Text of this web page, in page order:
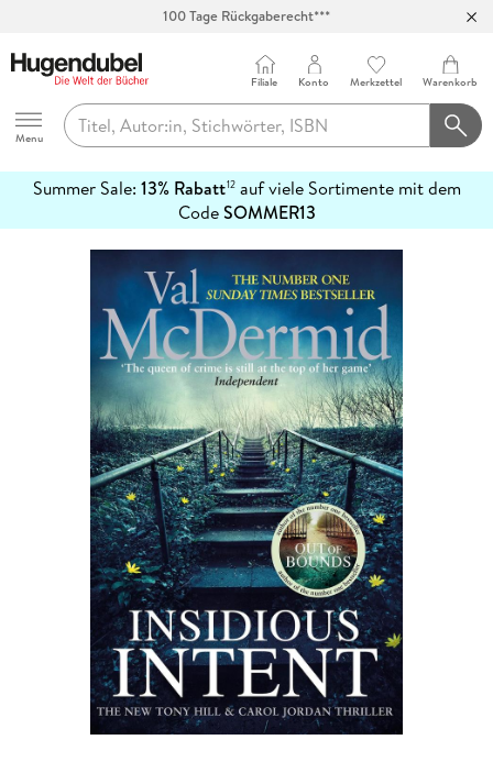
100 Tage Rückgaberecht***
Hugendubel
Menu
Filiale Konto Merkzettel Warenkorb
Summer Sale: 13% Rabatt12auf viele Sortimente mit dem
CodeSOMMER13
erfahren